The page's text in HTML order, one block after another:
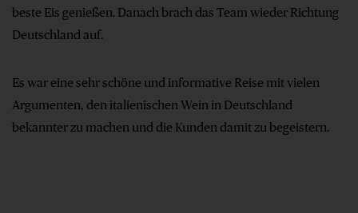
beste Eis genießen. Danach brach das Team wieder Richtung
Deutschland auf.
Es war eine sehr schöne und informative Reise mit vielen
Argumenten, den italienischen Wein in Deutschland
bekannter zu machen und die Kunden damit zu begeistern.